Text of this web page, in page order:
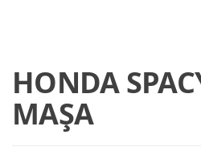
HONDA
MAŞA